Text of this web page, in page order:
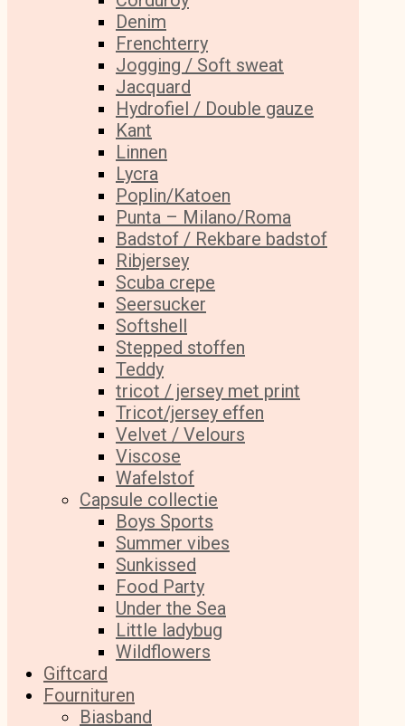
Denim
Frenchterry
Jogging / Soft sweat
Jacquard
Hydrofiel / Double gauze
Kant
Linnen
Lycra
Poplin/Katoen
Punta – Milano/Roma
Badstof / Rekbare badstof
Ribjersey
Scuba crepe
Seersucker
Softshell
Stepped stoffen
Teddy
tricot / jersey met print
Tricot/jersey effen
Velvet / Velours
Viscose
Wafelstof
Capsule collectie
Boys Sports
Summer vibes
Sunkissed
Food Party
Under the Sea
Little ladybug
Wildflowers
Giftcard
Fournituren
Biasband